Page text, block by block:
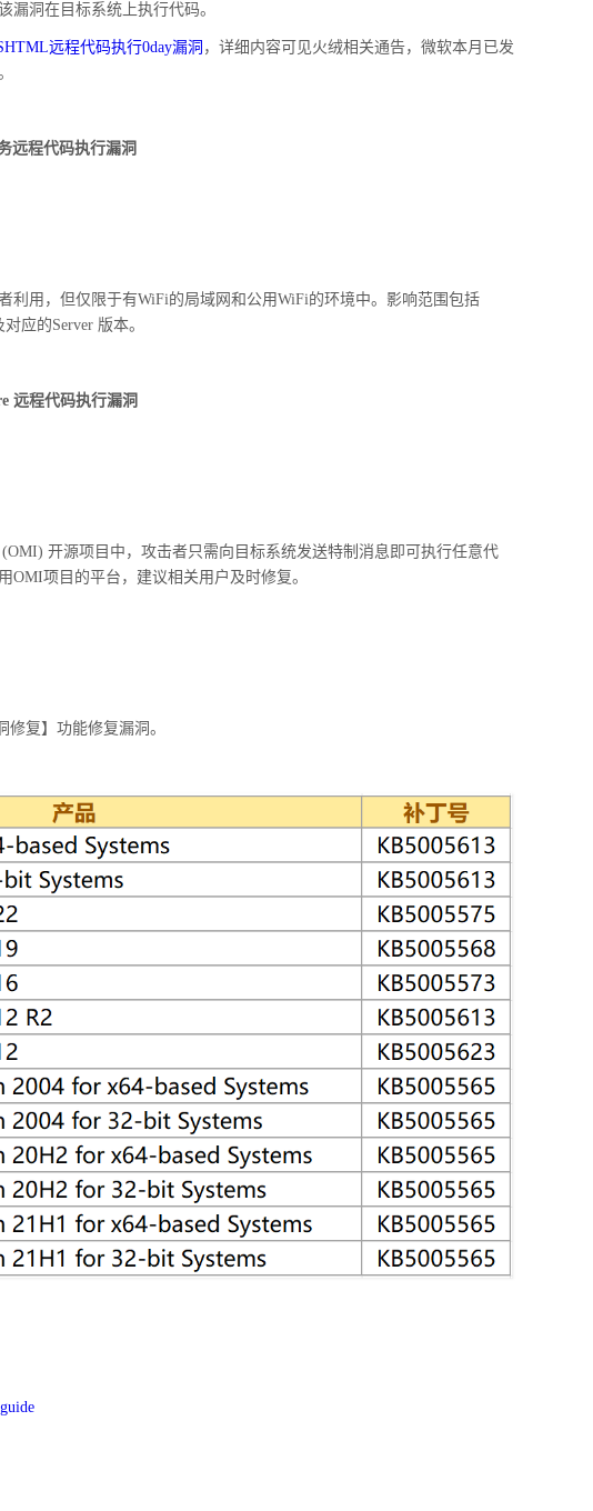
漏洞在目标系统上执行代码。
远程代码执行0day漏洞 ，详细内容可见火绒相关通告，微软本月已发
远程代码执行漏洞
利用，但仅限于有WiFi的局域网和公用WiFi的环境中。影响范围包括
对应的Server 版本。
远程代码执行漏洞
开源项目中，攻击者只需向目标系统发送特制消息即可执行任意代
OMI项目的平台，建议相关用户及时修复。
修复】功能修复漏洞。